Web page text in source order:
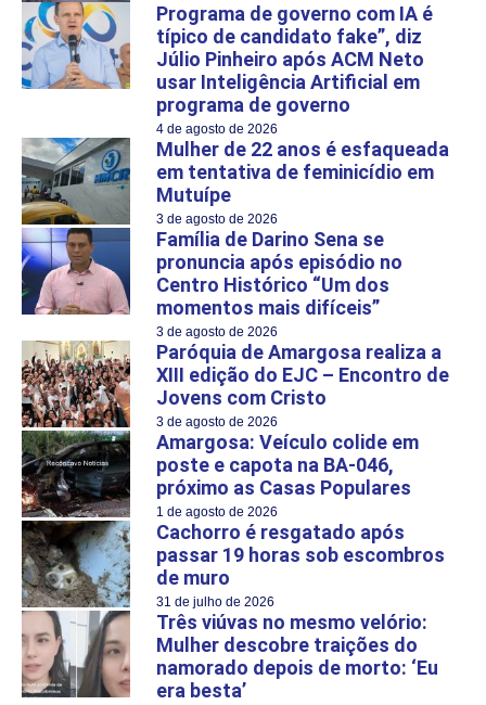
Programa de governo com IA é
típico de candidato fake”, diz
Júlio Pinheiro após ACM Neto
usar Inteligência Artificial em
programa de governo
4 de agosto de 2026
Mulher de 22 anos é esfaqueada
em tentativa de feminicídio em
Mutuípe
3 de agosto de 2026
Família de Darino Sena se
pronuncia após episódio no
Centro Histórico “Um dos
momentos mais difíceis”
3 de agosto de 2026
Paróquia de Amargosa realiza a
XIII edição do EJC – Encontro de
Jovens com Cristo
3 de agosto de 2026
Amargosa: Veículo colide em
poste e capota na BA-046,
próximo as Casas Populares
1 de agosto de 2026
Cachorro é resgatado após
passar 19 horas sob escombros
de muro
31 de julho de 2026
Três viúvas no mesmo velório:
Mulher descobre traições do
namorado depois de morto: ‘Eu
era besta’